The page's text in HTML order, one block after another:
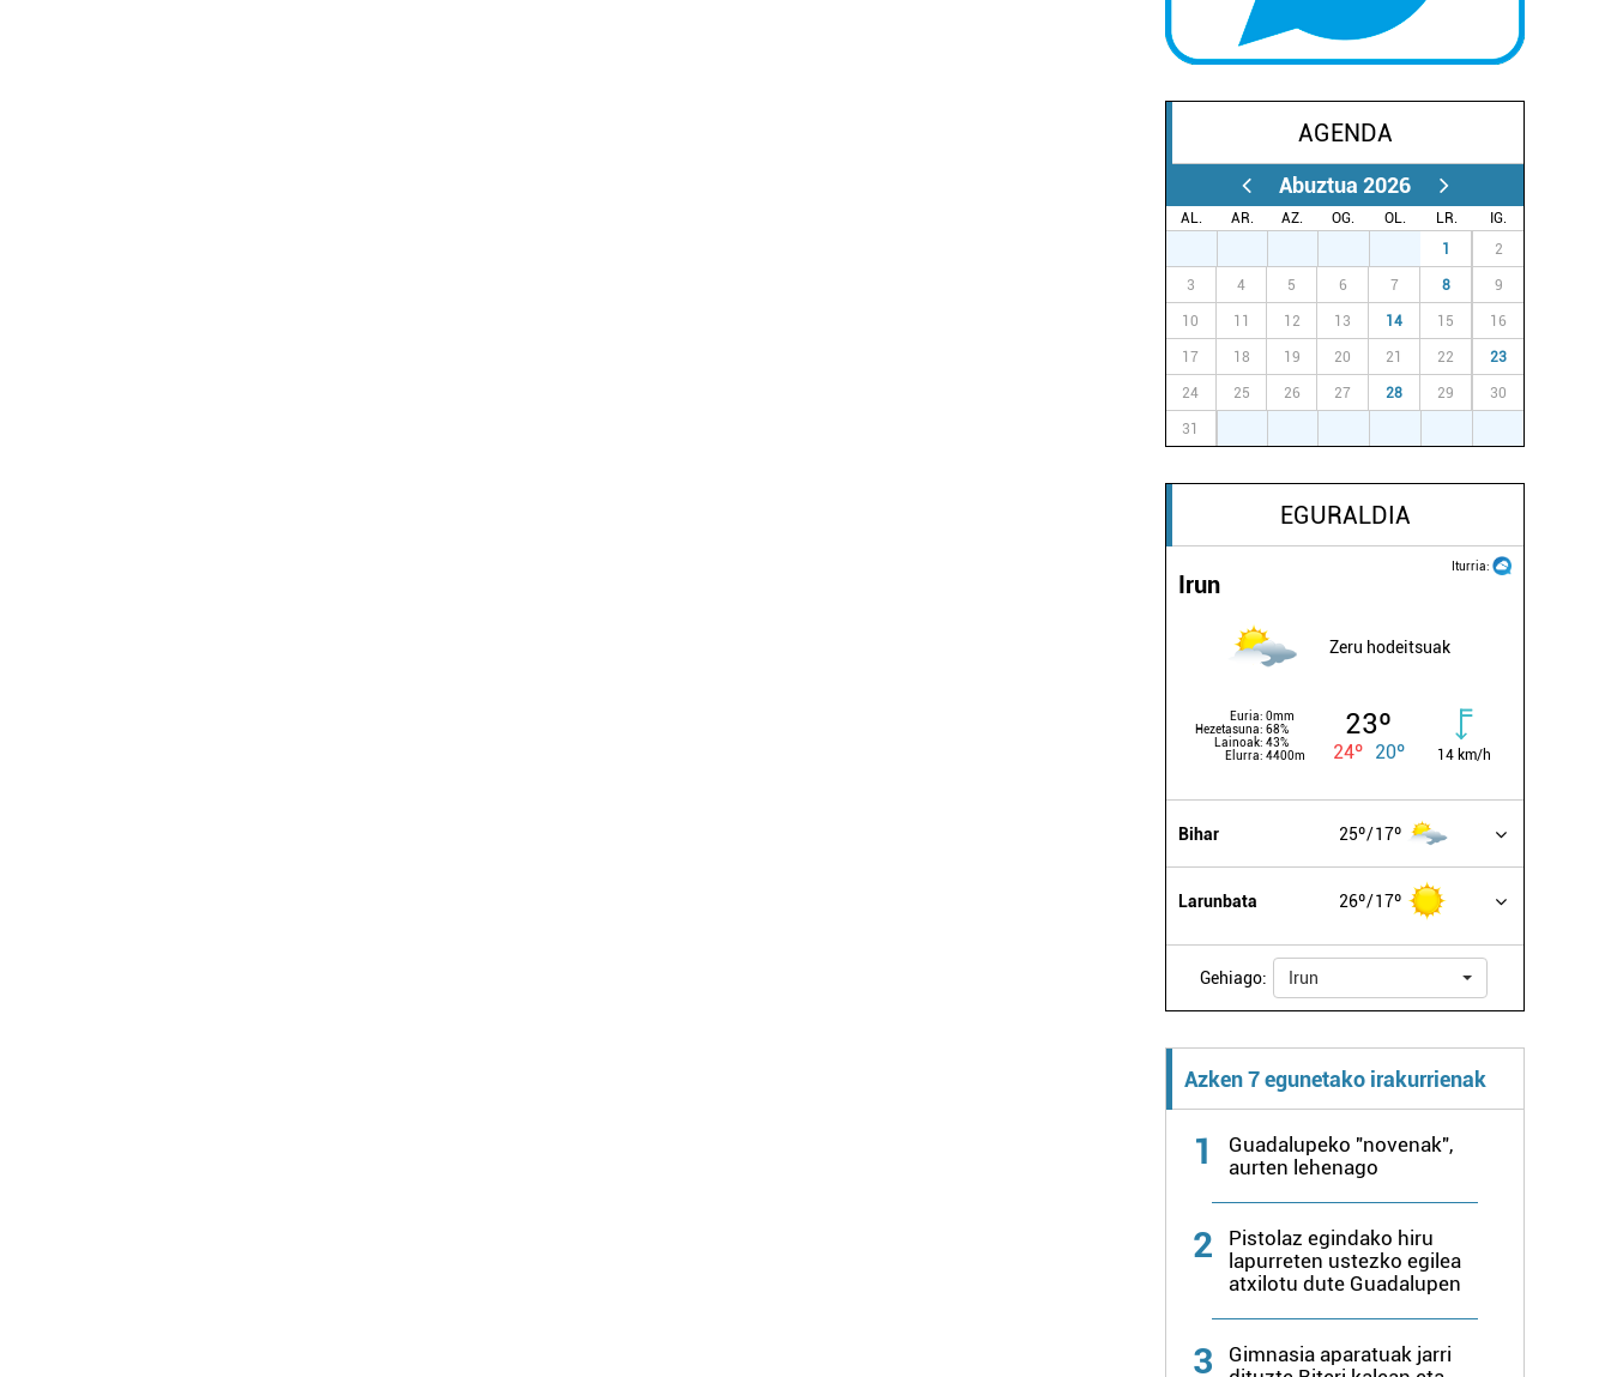
AGENDA
Abuztua 2026
AL. AR. AZ. OG. OL. LR.
IG.
1 2
3 4 5 6 7 8 9
10 11 12 13 14 15 16
17 18 19 20 21 22 23
24 25 26 27 28 29 30
31
EGURALDIA
Iturria:
Irun
Zeru hodeitsuak
Euria: 0mm
Hezetasuna: 68%
Lainoak: 43%
Elurra: 4400m
23º
24º 20º 14 km/h
Bihar 25º 17º
Larunbata 26º 17º
Gehiago: Irun
Azken 7 egunetako irakurrienak
1
Guadalupeko "novenak",
aurten lehenago
2
Pistolaz egindako hiru
lapurreten ustezko egilea
atxilotu dute Guadalupen
3
Gimnasia aparatuak jarri